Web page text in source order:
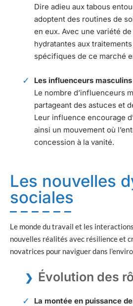
Dire adieu aux tabous
adoptent des routines de
en eux. Avec une variété
hydratantes aux
spécifiques de ce marché
Les influenceurs
Le nombre d’influenceurs
partageant des astuces et
Leur influence encourage
ainsi un mouvement où
concession à la vanité.
Les nouvelles
sociales
Le monde du travail et les
nouvelles réalités avec résilience et
novatrices pour naviguer dans
Évolution des
La montée en puissance